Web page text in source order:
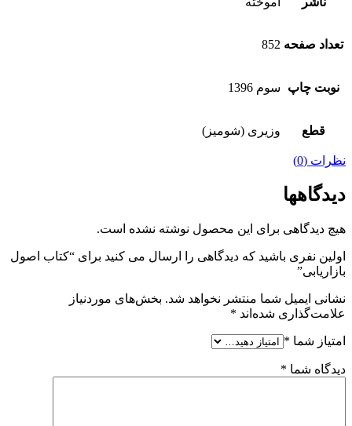
تعداد صفحه 852
نوبت چاپ سوم 1396
قطع وزیری (شومیز)
نظرات (0)
دیدگاهها
هیچ دیدگاهی برای این محصول نوشته نشده است.
اولین نفری باشید که دیدگاهی را ارسال می کنید برای “کتاب اصول
بازاریابی”
نشانی ایمیل شما منتشر نخواهد شد. بخش‌های موردنیاز
علامت‌گذاری شده‌اند *
امتیاز شما *
دیدگاه شما *